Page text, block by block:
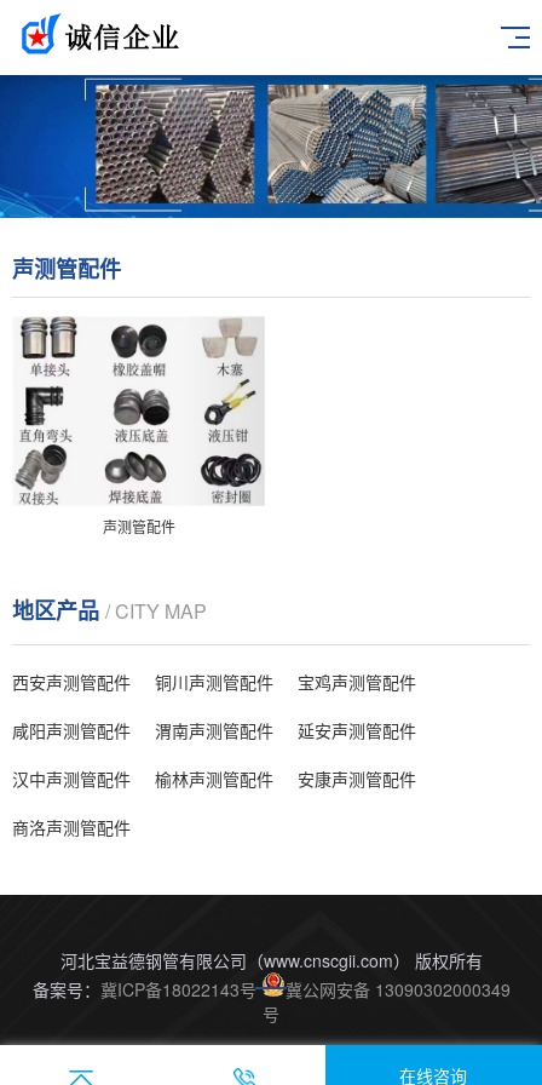
声测管配件
声测管配件
地区产品 / CITY MAP
西安声测管配件 铜川声测管配件
宝鸡声测管配件
咸阳声测管配件
渭南声测管配件
延安声测管配件
汉中声测管配件
榆林声测管配件
安康声测管配件
商洛声测管配件
河北宝益德钢管有限公司（www.cnscgii.com） 版权所有
备案号： 冀ICP备18022143号
冀公网安备 13090302000349
号
在线咨询